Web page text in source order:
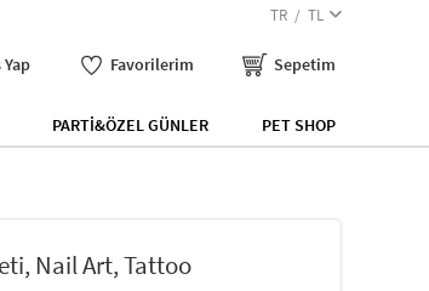
TR TL
Favorilerim Sepetim
PARTİ&ÖZEL GÜNLER PET SHOP
Nail Art, Tattoo